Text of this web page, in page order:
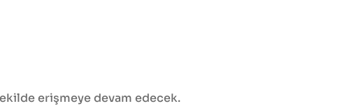
erişmeye devam edecek.